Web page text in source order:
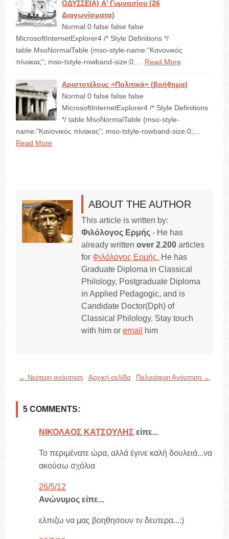
ΟΔΥΣΣΕΙΑ) A' Γυμνασίου (26
Διαγωνίσματα)
Normal 0 false false false
MicrosoftInternetExplorer4 /* Style Definitions */
table.MsoNormalTable {mso-style-name:"Κανονικός
πίνακας"; mso-tstyle-rowband-size:0;…
Read More
Αριστοτέλους «Πολιτικά» (βοήθημα)
Normal 0 false false false
MicrosoftInternetExplorer4 /* Style Definitions
*/ table.MsoNormalTable {mso-style-
name:"Κανονικός πίνακας"; mso-tstyle-rowband-size:0;…
Read More
ABOUT THE AUTHOR
This article is written by:
Φιλόλογος Ερμής - He has
already writtenover 2.200 articles
for Φιλόλογος Ερμής. He has
Graduate Diploma in Classical
Philology, Postgraduate Diploma
in Applied Pedagogic, and is
Candidate Doctor(Dph) of
Classical Philology. Stay touch
with him oremail him
← Νεότερη ανάρτηση Παλαιότερη Ανάρτηση →
Αρχική σελίδα
5 COMMENTS:
ΝΙΚΟΛΑΟΣ ΚΑΤΣΟΥΛΗΣ είπε...
Το περιμένατε ώρα, αλλά έγινε καλή δουλειά...να
ακούσω σχόλια
26/5/12
Ανώνυμος είπε...
ελπιζω να μας βοηθησουν τν δευτερα...:)